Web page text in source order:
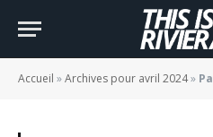
Accueil »Archives pour avril 2024»